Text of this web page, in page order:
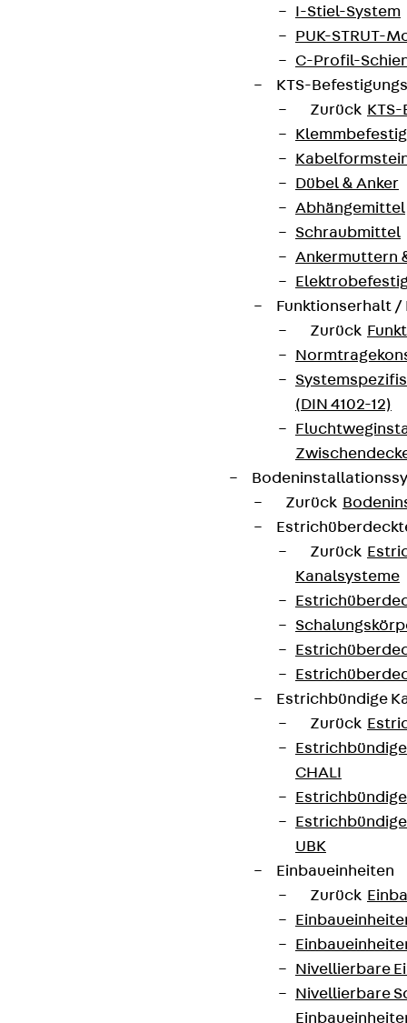
I-Stiel-System
PUK-STRUT-
C-Profil-
KTS-
Zurück
Dübel & Anker
Abhängemittel
Schraubmittel
Ankermuttern
Funktionserhalt
Zurück
(DIN 4102-12)
Zurück
Zurück
Kanalsysteme
Estrichbündige
Zurück
CHALI
UBK
Einbaueinheiten
Zurück
Nivellierbare
Nivellierbare